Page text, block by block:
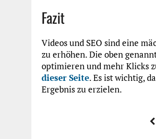
Fazit
Videos und SEO sind eine
zu erhöhen. Die oben
optimieren und mehr Klicks
dieser Seite. Es ist wichtig,
Ergebnis zu erzielen.